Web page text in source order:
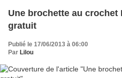
Une brochette au crochet
gratuit
Publié le 17/06/2013 à 06:00
Par Lilou